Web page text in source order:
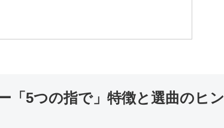
「5つの指で」特徴と選曲のヒン